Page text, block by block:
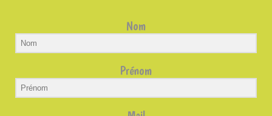
Nom
Prénom